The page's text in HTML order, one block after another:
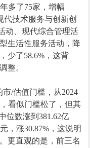
多了75家，增幅
代技术服务与创新创
动、现代综合管理活
生活性服务活动，降
少了58.6%，这背
整。
市/估值门槛，从2024
看似门槛松了，但其
位数涨到381.62亿
，涨30.87%，这说明
更直观的是，前三名